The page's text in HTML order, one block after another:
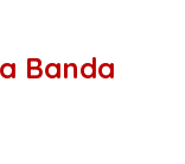
Banda